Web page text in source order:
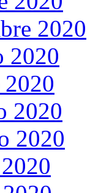
2020
2020
2020
2020